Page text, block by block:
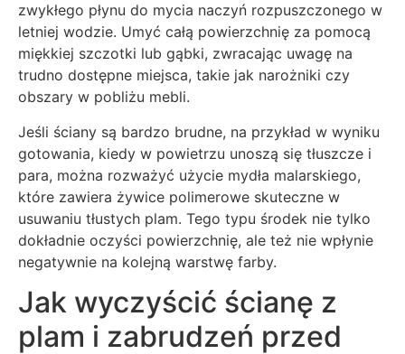
zwykłego płynu do mycia naczyń rozpuszczonego w
letniej wodzie. Umyć całą powierzchnię za pomocą
miękkiej szczotki lub gąbki, zwracając uwagę na
trudno dostępne miejsca, takie jak narożniki czy
obszary w pobliżu mebli.
Jeśli ściany są bardzo brudne, na przykład w wyniku
gotowania, kiedy w powietrzu unoszą się tłuszcze i
para, można rozważyć użycie mydła malarskiego,
które zawiera żywice polimerowe skuteczne w
usuwaniu tłustych plam. Tego typu środek nie tylko
dokładnie oczyści powierzchnię, ale też nie wpłynie
negatywnie na kolejną warstwę farby.
Jak wyczyścić ścianę z
plam i zabrudzeń przed